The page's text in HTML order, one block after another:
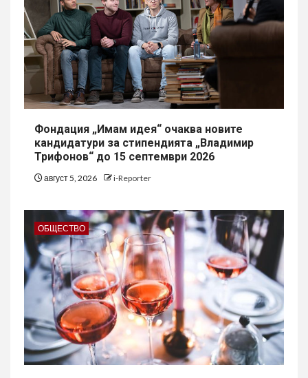
Фондация „Имам идея“ очаква новите
кандидатури за стипендията „Владимир
Трифонов“ до 15 септември 2026
август 5, 2026 i-Reporter
ОБЩЕСТВО